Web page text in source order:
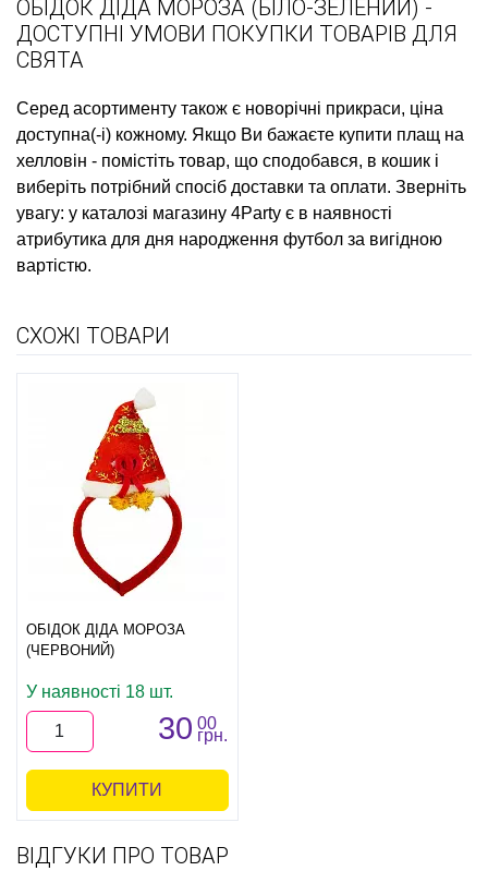
ОБІДОК ДІДА МОРОЗА (БІЛО-ЗЕЛЕНИЙ) -
ДОСТУПНІ УМОВИ ПОКУПКИ ТОВАРІВ ДЛЯ
СВЯТА
Серед асортименту також є новорічні прикраси, ціна
доступна(-і) кожному. Якщо Ви бажаєте купити плащ на
хелловін - помістіть товар, що сподобався, в кошик і
виберіть потрібний спосіб доставки та оплати. Зверніть
увагу: у каталозі магазину 4Party є в наявності
атрибутика для дня народження футбол за вигідною
вартістю.
СХОЖІ ТОВАРИ
ОБІДОК ДІДА МОРОЗА
(ЧЕРВОНИЙ)
У наявності 18 шт.
30 00
грн.
КУПИТИ
ВІДГУКИ ПРО ТОВАР